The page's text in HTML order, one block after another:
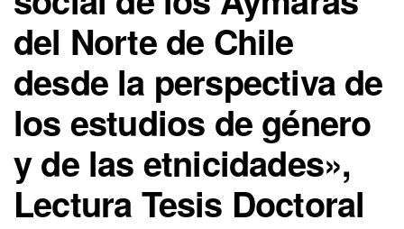
del Norte de Chile
desde la perspectiva de
los estudios de género
y de las etnicidades»,
Lectura Tesis Doctoral